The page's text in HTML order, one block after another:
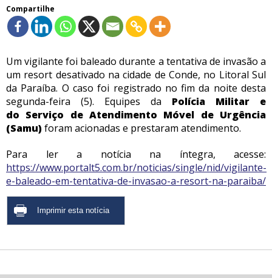
Compartilhe
Um vigilante foi baleado durante a tentativa de invasão a
um resort desativado na cidade de Conde, no Litoral Sul
da Paraíba. O caso foi registrado no fim da noite desta
segunda-feira (5). Equipes da Polícia Militar e
do Serviço de Atendimento Móvel de Urgência
(Samu) foram acionadas e prestaram atendimento.
Para ler a notícia na íntegra, acesse:
https://www.portalt5.com.br/noticias/single/nid/vigilante-
e-baleado-em-tentativa-de-invasao-a-resort-na-paraiba/